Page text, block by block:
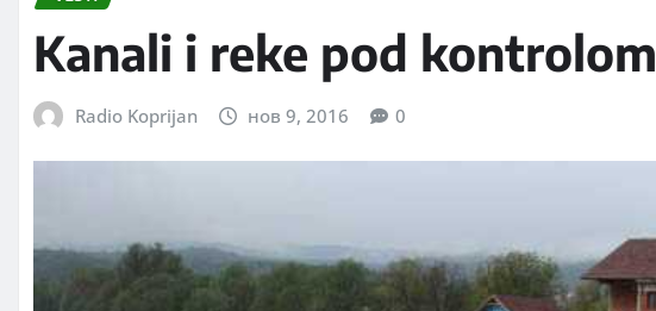
Kanali i reke pod kontrolom
Radio Koprijan нов 9, 2016 0